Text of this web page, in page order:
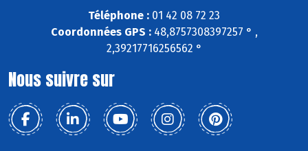
Téléphone : 01 42 08 72 23
Coordonnées GPS :48,8757308397257 ° ,
2,39217716256562 °
Nous suivre sur